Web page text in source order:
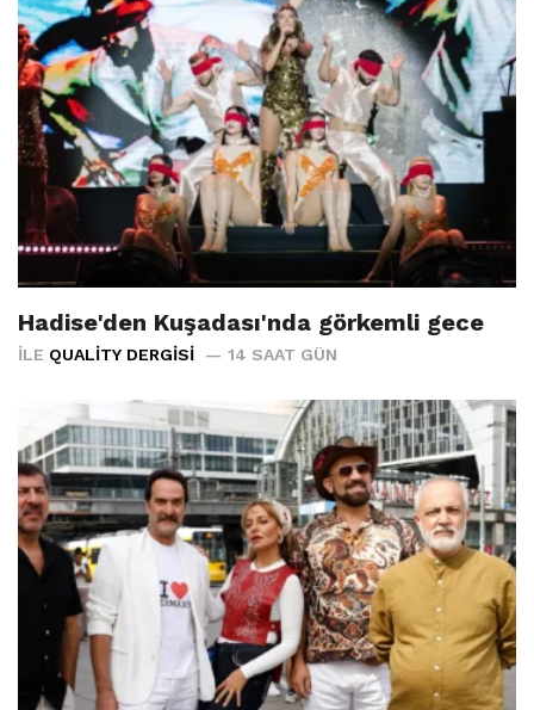
Hadise'den Kuşadası'nda görkemli gece
İLE QUALITY DERGISI 14 SAAT GÜN